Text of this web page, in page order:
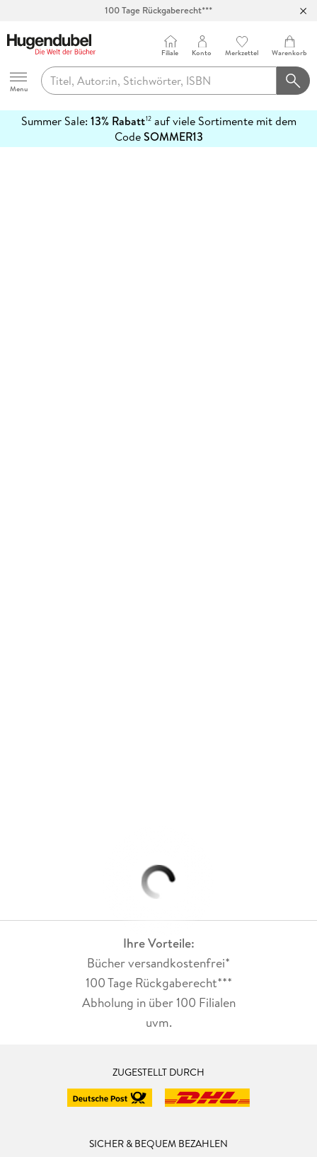
100 Tage Rückgaberecht***
Hugendubel
Menu
Filiale Konto Merkzettel Warenkorb
Summer Sale: 13% Rabatt12auf viele Sortimente mit dem
CodeSOMMER13
erfahren
Ihre Vorteile:
Bücher versandkostenfrei*
100 Tage Rückgaberecht***
Abholung in über 100 Filialen
uvm.
ZUGESTELLT DURCH
SICHER & BEQUEM BEZAHLEN